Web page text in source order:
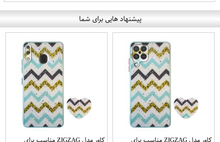
پیشنهاد هایی برای شما